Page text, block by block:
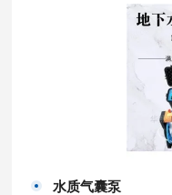
水质气囊泵